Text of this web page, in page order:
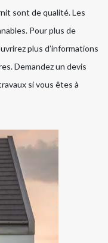
sont de qualité. Les
Pour plus de
plus d’informations
Demandez un devis
si vous êtes à